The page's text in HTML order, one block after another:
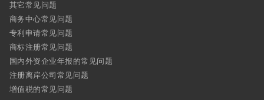
其它常见问题
商务中心常见问题
专利申请常见问题
商标注册常见问题
国内外资企业年报的常见问题
注册离岸公司常见问题
增值税的常见问题